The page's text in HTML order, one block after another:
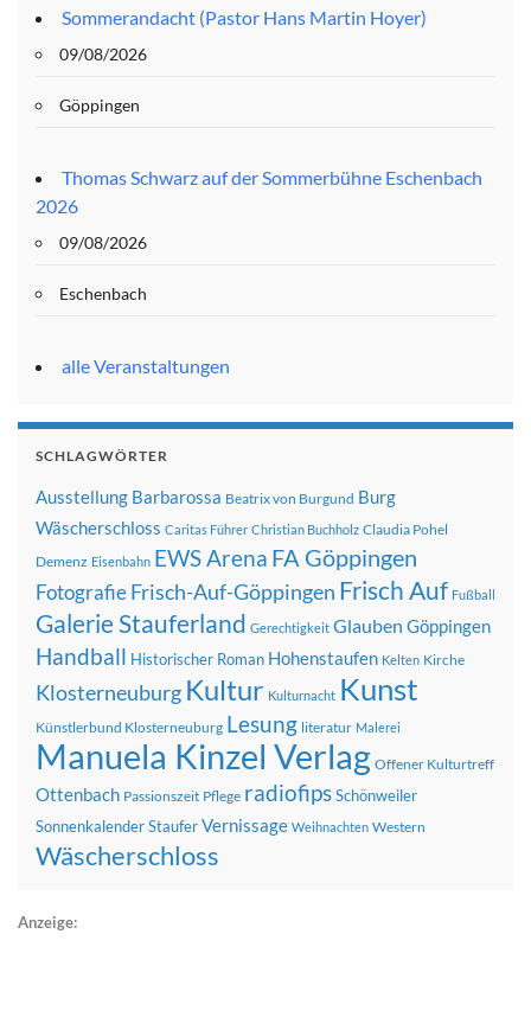
Sommerandacht (Pastor Hans Martin Hoyer)
09/08/2026
Göppingen
Thomas Schwarz auf der Sommerbühne Eschenbach
2026
09/08/2026
Eschenbach
alle Veranstaltungen
SCHLAGWÖRTER
Ausstellung Barbarossa Beatrix von Burgund Burg
Wäscherschloss Caritas Führer Christian Buchholz Claudia Pohel
Demenz Eisenbahn EWS Arena FA Göppingen
FotografieFrisch-Auf-Göppingen Frisch Auf Fußball
Galerie Stauferland Gerechtigkeit Glauben Göppingen
Handball Historischer Roman Hohenstaufen Kelten Kirche
Klosterneuburg Kultur Kulturnacht Kunst
Künstlerbund Klosterneuburg Lesung literatur Malerei
Manuela Kinzel Verlag Offener Kulturtreff
Ottenbach Passionszeit Pflege radiofipsSchönweiler
SonnenkalenderStauferVernissage Weihnachten Western
Wäscherschloss
Anzeige: